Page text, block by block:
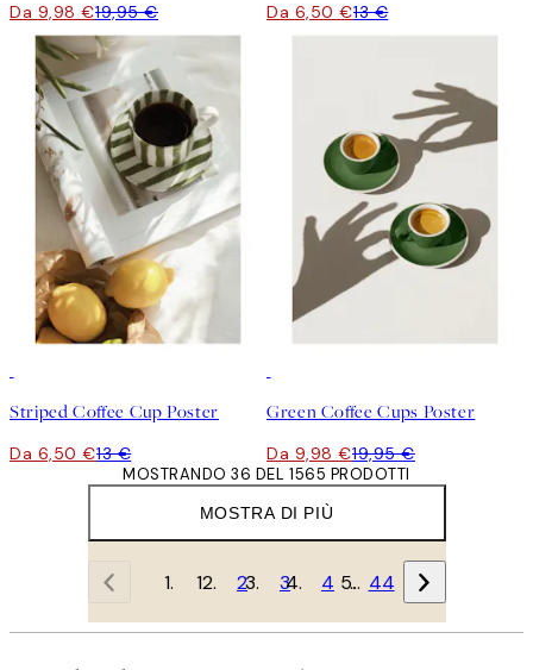
Da 9,98 €19,95 € Da 6,50 €13 €
Striped Coffee Cup Poster
Da 6,50 €13 €
Green Coffee Cups Poster
Da 9,98 €19,95 €
MOSTRA DI PIÙ
MOSTRANDO 36 DEL 1565 PRODOTTI
1 2 3 4 … 44